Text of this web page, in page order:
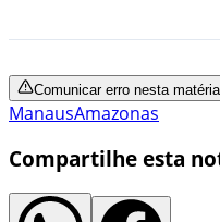
Comunicar erro nesta matéria
ManausAmazonas
Compartilhe esta